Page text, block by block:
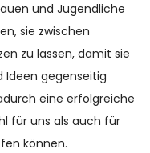
und Jugendliche
sie zwischen
zu lassen, damit sie
gegenseitig
eine erfolgreiche
für uns als auch für
können.